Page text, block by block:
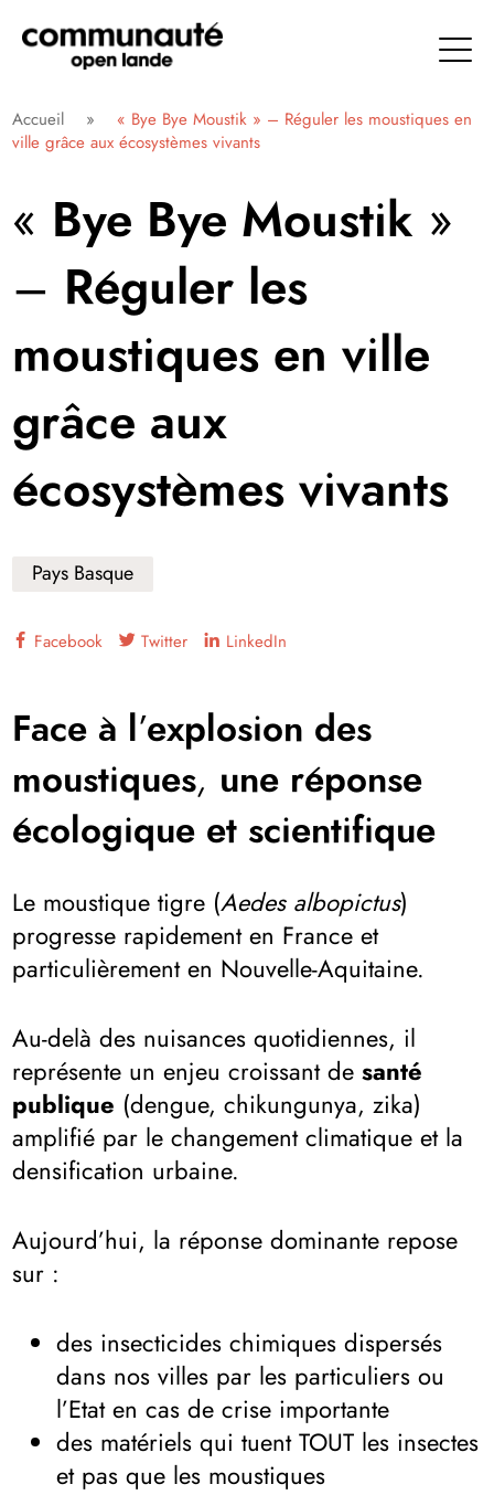
directement
contenu
Communauté Open Lande
Accueil »
« Bye Bye Moustik » – Réguler les moustiques en
ville grâce aux écosystèmes vivants
« Bye Bye Moustik »
– Réguler les
moustiques en ville
grâce aux
écosystèmes vivants
Pays Basque
Facebook Twitter LinkedIn
Face à l’explosion des
moustiques, une réponse
écologique et scientifique
Le moustique tigre (Aedes albopictus)
progresse rapidement en France et
particulièrement en Nouvelle-Aquitaine.
Au-delà des nuisances quotidiennes, il
représente un enjeu croissant de santé
publique (dengue, chikungunya, zika)
amplifié par le changement climatique et la
densification urbaine.
Aujourd’hui, la réponse dominante repose
sur :
des insecticides chimiques dispersés
dans nos villes par les particuliers ou
l’Etat en cas de crise importante
des matériels qui tuent TOUT les insectes
et pas que les moustiques